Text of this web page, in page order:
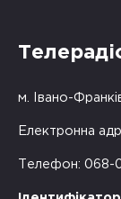
м. Івано-
Електронна
Телефон: 068-